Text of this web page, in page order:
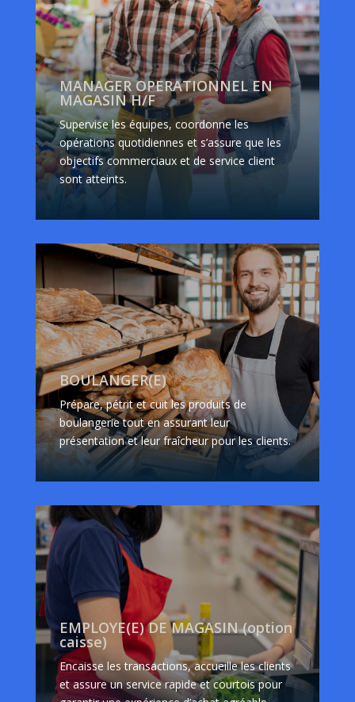
MANAGER OPERATIONNEL EN
MAGASIN H/F
Supervise les équipes, coordonne les
opérations quotidiennes et s’assure que les
objectifs commerciaux et de service client
sont atteints.
BOULANGER(E)
Prépare, pétrit et cuit les produits de
boulangerie tout en assurant leur
présentation et leur fraîcheur pour les clients.
EMPLOYE(E) DE MAGASIN (option
caisse)
Encaisse les transactions, accueille les clients
et assure un service rapide et courtois pour